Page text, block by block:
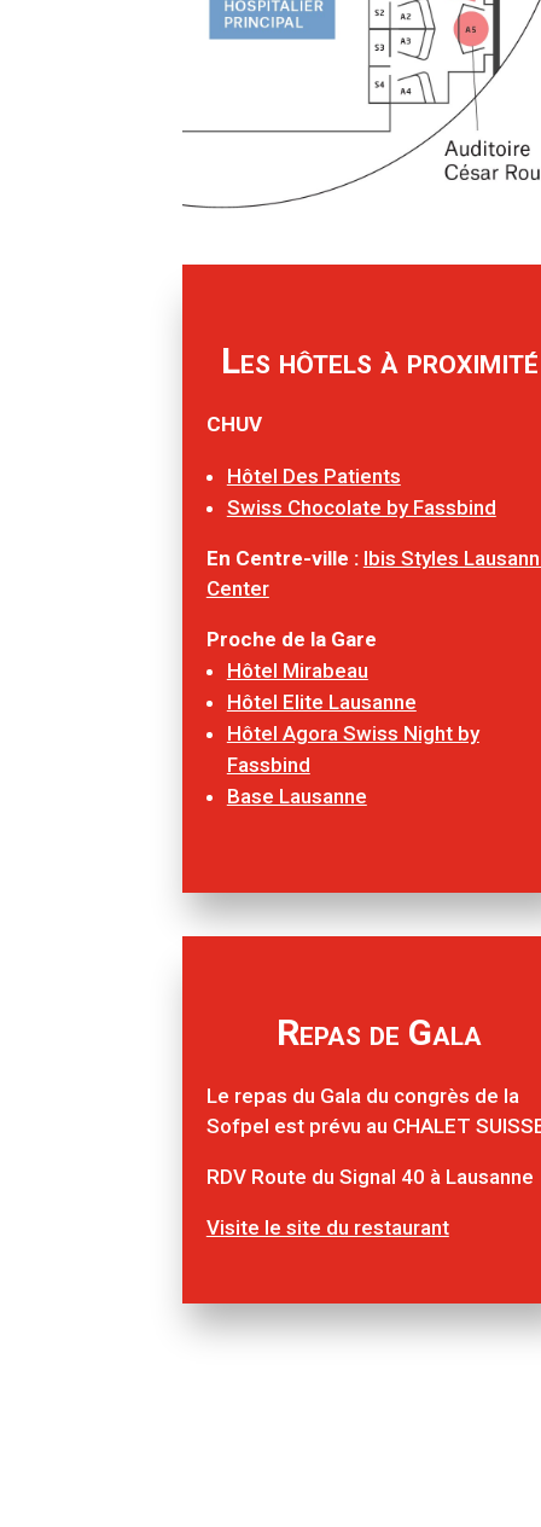
Les hôtels à proximité
CHUV
Hôtel Des Patients
Swiss Chocolate by Fassbind
En Centre-ville : Ibis Styles
Center
Proche de la Gare
Hôtel Mirabeau
Hôtel Elite Lausanne
Hôtel Agora Swiss Night by
Fassbind
Base Lausanne
Repas de Gala
Le repas du Gala du congrès de la
Sofpel est prévu au CHALET
RDV Route du Signal 40 à Lausanne
Visite le site du restaurant